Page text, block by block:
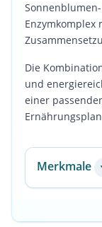
Enzymkomplex
Die
und
einer
Merkmale